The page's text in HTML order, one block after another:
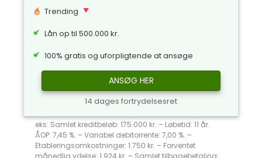
Trending
Lån op til 500.000 kr.
100% gratis og uforpligtende at ansøge
ANSØG HER
14 dages fortrydelsesret
eks: Samlet kreditbeløb: 175.000 kr. – Løbetid: 11 år.
ÅOP: 7,45 %. – Variabel debitorrente: 7,00 %. –
Etableringsomkostninger: 1.750 kr. – Forventet
månedlig ydelse: 1.924 kr. – Samlet tilbagebetaling: